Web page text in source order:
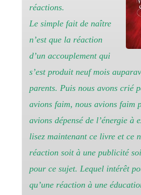
réactions.
Le simple fait de naître
n’est que la réaction
d’un accouplement qui
s’est produit neuf mois
parents. Puis nous avons crié
avions faim, nous avions faim
avions dépensé de l’énergie à
lisez maintenant ce livre et ce
réaction soit à une publicité
pour ce sujet. Lequel intérêt
qu’une réaction à une